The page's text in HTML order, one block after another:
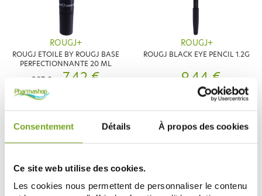
Consentement Détails À propos des cookies
Ce site web utilise des cookies.
Les cookies nous permettent de personnaliser le contenu
ROUGJ+
ROUGJ ETOILE BY ROUGJ BASE
PERFECTIONNANTE 20 ML
9,27 €
7,42 €
ADD TO CART
ROUGJ+
ROUGJ BLACK EYE PENCIL 1.2G
9,44 €
ADD TO CART